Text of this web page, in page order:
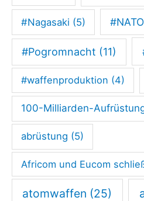
#Nagasaki (5) #NATO
#Pogromnacht (11)
#waffenproduktion (4)
100-Milliarden-
abrüstung (5)
Africom und Eucom
atomwaffen (25)